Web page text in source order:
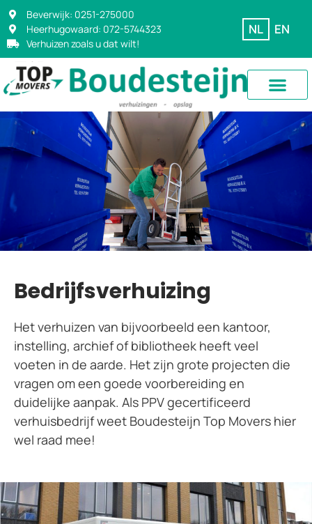
Beverwijk: 0251-275000
Heerhugowaard: 072-5744323
Verhuizen zoals u dat wilt!
NL EN
bedrijfsverhuizingen
Bedrijfsverhuizing
Het verhuizen van bijvoorbeeld een kantoor,
instelling, archief of bibliotheek heeft veel
voeten in de aarde. Het zijn grote projecten die
vragen om een goede voorbereiding en
duidelijke aanpak. Als PPV gecertificeerd
verhuisbedrijf weet Boudesteijn Top Movers hier
wel raad mee!